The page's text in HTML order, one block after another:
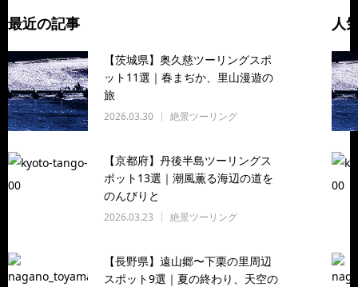
最近の記事
【茨城県】奥久慈ツーリングスポ
ット11選｜春まぢか、里山漫遊の
旅
2026.03.30 絶景ツーリング
【京都府】丹後半島ツーリングス
ポット13選｜潮風薫る海辺の道を
のんびりと
2026.03.23 絶景ツーリング
【長野県】遠山郷〜下栗の里周辺
スポット9選｜夏の終わり、天空の
人